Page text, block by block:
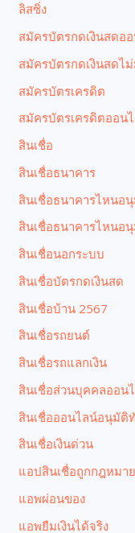
ลิสซิ่ง
สมัครบัตรกดเงินสดอ
สมัครบัตรกดเงินสดไ
สมัครบัตรเครดิต
สมัครบัตรเครดิตออน
สินเชื่อ
สินเชื่อธนาคาร
สินเชื่อธนาคารไหนอ
สินเชื่อธนาคารไหนอ
สินเชื่อนอกระบบ
สินเชื่อบัตรกดเงินสด
สินเชื่อบ้าน 2567
สินเชื่อรถยนต์
สินเชื่อรถแลกเงิน
สินเชื่อส่วนบุคคลออน
สินเชื่อออนไลน์อนุมัติ
สินเชื่อเงินด่วน
แอปสินเชื่อถูกกฎหมาย
แอพผ่อนของ
แอพยืมเงินได้จริง